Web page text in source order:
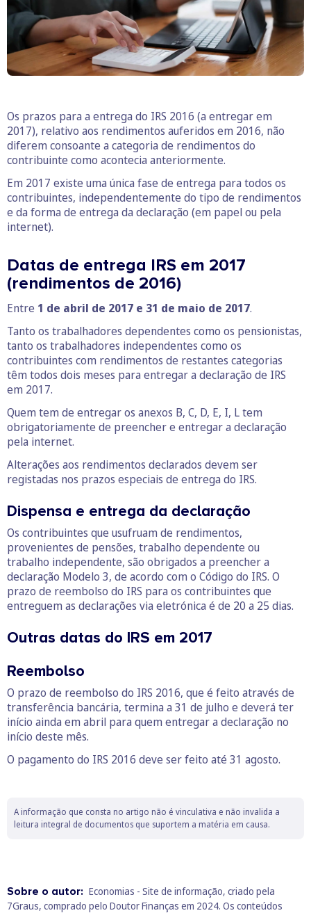
Os prazos para a entrega do IRS 2016 (a entregar em
2017), relativo aos rendimentos auferidos em 2016, não
diferem consoante a categoria de rendimentos do
contribuinte como acontecia anteriormente.
Em 2017 existe uma única fase de entrega para todos os
contribuintes, independentemente do tipo de rendimentos
e da forma de entrega da declaração (em papel ou pela
internet).
Datas de entrega IRS em 2017
(rendimentos de 2016)
Entre 1 de abril de 2017 e 31 de maio de 2017.
Tanto os trabalhadores dependentes como os pensionistas,
tanto os trabalhadores independentes como os
contribuintes com rendimentos de restantes categorias
têm todos dois meses para entregar a declaração de IRS
em 2017.
Quem tem de entregar os anexos B, C, D, E, I, L tem
obrigatoriamente de preencher e entregar a declaração
pela internet.
Alterações aos rendimentos declarados devem ser
registadas nos prazos especiais de entrega do IRS.
Dispensa e entrega da declaração
Os contribuintes que usufruam de rendimentos,
provenientes de pensões, trabalho dependente ou
trabalho independente, são obrigados a preencher a
declaração Modelo 3, de acordo com o Código do IRS. O
prazo de reembolso do IRS para os contribuintes que
entreguem as declarações via eletrónica é de 20 a 25 dias.
Outras datas do IRS em 2017
Reembolso
O prazo de reembolso do IRS 2016, que é feito através de
transferência bancária, termina a 31 de julho e deverá ter
início ainda em abril para quem entregar a declaração no
início deste mês.
O pagamento do IRS 2016 deve ser feito até 31 agosto.
A informação que consta no artigo não é vinculativa e não invalida a
leitura integral de documentos que suportem a matéria em causa.
Sobre o autor: Economias - Site de informação, criado pela
7Graus, comprado pelo Doutor Finanças em 2024. Os conteúdos